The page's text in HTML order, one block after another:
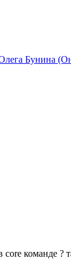
Бунина
core команде ?